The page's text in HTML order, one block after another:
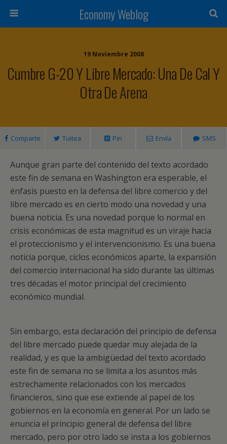
Economy Weblog
19 Noviembre 2008
Cumbre G-20 Y Libre Mercado: Una De Cal Y
Otra De Arena
Comparte Tuitea Pin Envía SMS
Aunque gran parte del contenido del texto acordado
este fin de semana en Washington era esperable, el
énfasis puesto en la defensa del libre comercio y del
libre mercado es en cierto modo una novedad y una
buena noticia. Es una novedad porque lo normal en
crisis económicas de esta magnitud es un viraje hacia
el proteccionismo y el intervencionismo. Es una buena
noticia porque, ciclos económicos aparte, la expansión
del comercio internacional ha sido durante las últimas
tres décadas el motor principal del crecimiento
económico mundial.
Sin embargo, esta declaración del principio de defensa
del libre mercado puede quedar muy alejada de la
realidad, y es que la ambigüedad del texto acordado
este fin de semana no se limita a los asuntos más
estrechamente relacionados con los mercados
financieros, sino que ese extiende al papel de los
gobiernos en la economía en general. Por un lado se
enuncia el principio general de defensa del libre
mercado, pero por otro lado se insta a los gobiernos